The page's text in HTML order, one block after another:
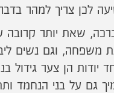
לכן צריך למהר
ברכה, שאת יותר
משפחה, וגם נשים
יודות הן צער גידול
גם על בני הנחמד